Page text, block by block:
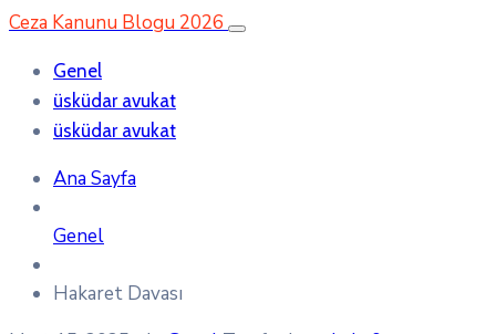
Ceza Kanunu Blogu 2026
Genel
üsküdar avukat
üsküdar avukat
Ana Sayfa
Genel
Hakaret Davası